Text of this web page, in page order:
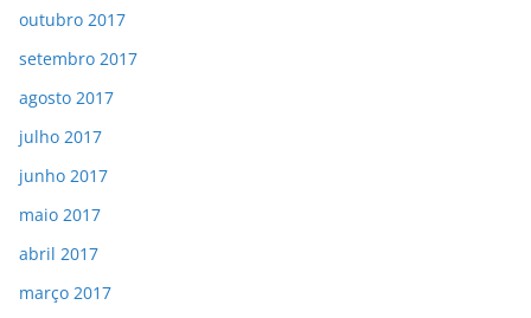
outubro 2017
setembro 2017
agosto 2017
julho 2017
junho 2017
maio 2017
abril 2017
março 2017